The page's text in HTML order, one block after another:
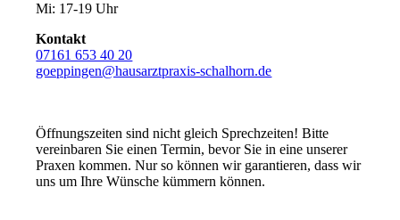
Mi: 17-19 Uhr
Kontakt
07161 653 40 20
goeppingen@hausarztpraxis-schalhorn.de
Öffnungszeiten sind nicht gleich Sprechzeiten! Bitte
vereinbaren Sie einen Termin, bevor Sie in eine unserer
Praxen kommen. Nur so können wir garantieren, dass wir
uns um Ihre Wünsche kümmern können.